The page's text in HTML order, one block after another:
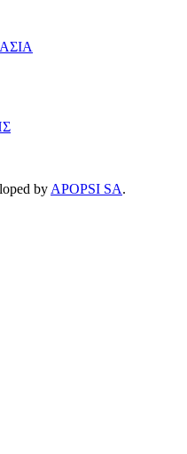
by APOPSI SA.